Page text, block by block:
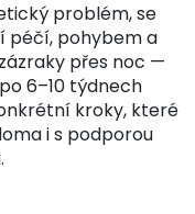
problém, se
péčí, pohybem a
přes noc —
6–10 týdnech
kroky, které
i s podporou